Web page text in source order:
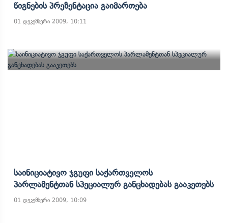
Წიგნების Პრეზენტაცია Გაიმართება
01 დეკემბერი 2009, 10:11
Საინიციატივო Ჯგუფი Საქართველოს
Პარლამენტთან Სპეციალურ Განცხადებას Გააკეთებს
01 დეკემბერი 2009, 10:09